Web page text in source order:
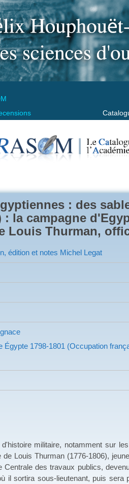
: des
: la campagne
Louis Thurman,
édition et notes Michel Legat
Égypte 1798-1801 (Occupation
militaire, notamment sur les
Louis Thurman (1776-1806),
des travaux publics,
il sortira sous-lieutenant, puis